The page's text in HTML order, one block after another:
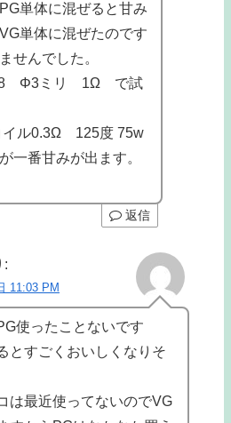
単体に混ぜると甘み
単体に混ぜたのです
せんでした。
Φ3ミリ 1Ω で試
ル0.3Ω 125度 75w
番甘みが出ます。
返信
:
11:03 PM
使ったことないです
とすごくおいしくなりそ
は最近使ってないのでVG